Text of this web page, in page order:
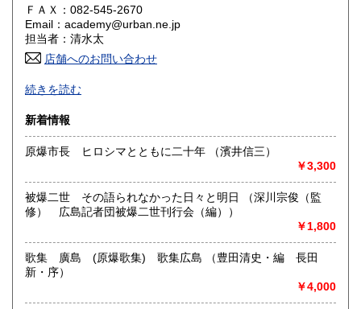
山口県 800円
香川県 800円
高知県
佐賀県
800円
宮崎県 800円 鹿児島県 800円
ＦＡＸ：082-545-2670
Email：academy@urban.ne.jp
担当者：清水太
店舗へのお問い合わせ
アカデミイ書店は広島市中心部(金座街・紙屋町)に実店舗を
構え、連日店頭や出張買取で多数の書籍を買入しておりま
豊富なラインナップで選りすぐった良書をお手頃な価格で提
供しています。
特に広島の郷土誌や原爆文献には力を入れています。
登録している本以外にもたくさんの在庫がございますのでお
気軽にお問い合わせください。
沿線名：広島電鉄
営業時間：10:00〜19:00
定休日：年中無休(ただし、12月29日以降の御注文は1月4日
以降の配送になります。 尚、実店舗の営業日は、年末12月30
続きを読む
新着情報
原爆市長 ヒロシマとともに二十年 （濱井信三）
￥3,300
被爆二世 その語られなかった日々と明日 （深川宗俊（監
修） 広島記者団被爆二世刊行会（編））
￥1,800
歌集 廣島 (原爆歌集) 歌集広島 （豊田清史・編 長田
新・序）
￥4,000